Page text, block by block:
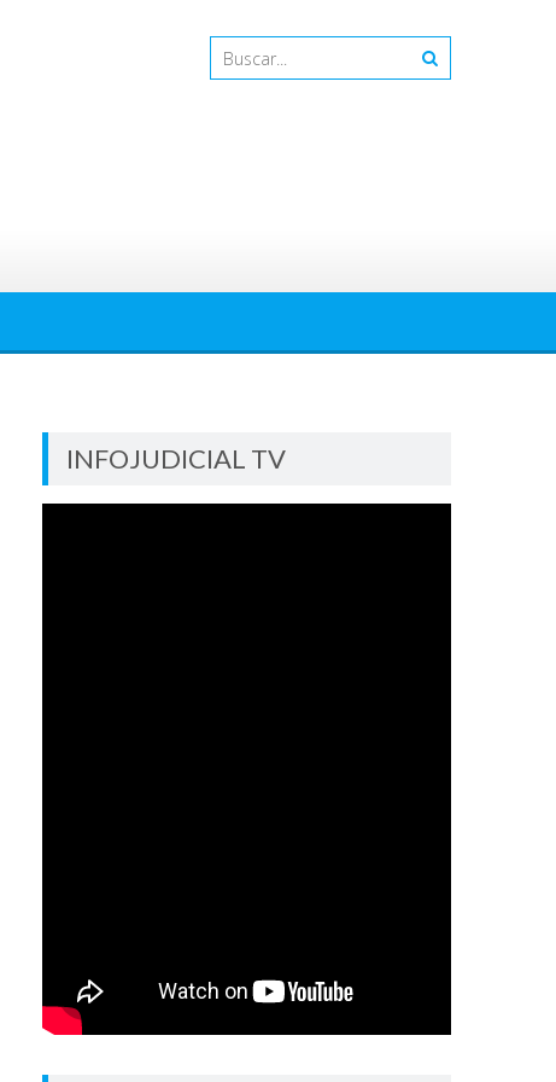
INFOJUDICIAL TV